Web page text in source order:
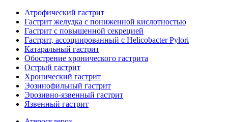
Атрофический гастрит
Гастрит желудка с пониженной кислотностью
Гастрит с повышенной секрецией
Гастрит, ассоциированный с Helicobacter Pylori
Катаральный гастрит
Обострение хронического гастрита
Острый гастрит
Хронический гастрит
Эозинофильный гастрит
Эрозивно-язвенный гастрит
Язвенный гастрит